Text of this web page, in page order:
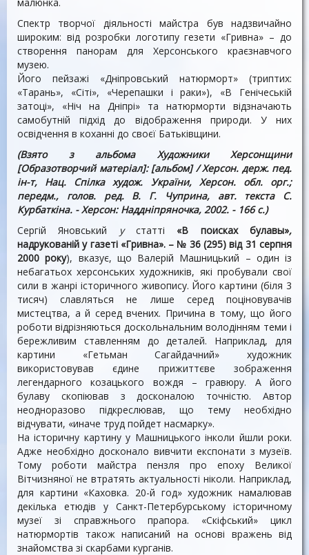
Спектр творчої діяльності майстра був надзвичайно
широким: від розробки логотипу гезети «Гривна» – до
створення панорам для Херсонського краєзнавчого
музею.
Його пейзажі «Дніпровський натюрморт» (триптих:
«Тарань», «Сіті», «Черепашки і раки»), «В Генічеській
затоці», «Ніч на Дніпрі» та натюрморти відзначають
самобутній підхід до відображення природи. У них
освідчення в коханні до своєї Батьківщини.
(Взято з альбома Художники Херсонщини
[Образотворчий матеріал]: [альбом] / Херсон. держ. пед.
ін-т, Нац. Спілка худож. України, Херсон. обл. орг.;
передм., голов. ред. В. Г. Чуприна, авт. текста С.
Курбаткіна. - Херсон: Наддніпряночка, 2002. - 166 с.)
Сергій Яновський устатті «В поисках булавы»,
надрукованій у газеті «Гривна». – № 36 (295) від 31 серпня
2000 року), вказує, що Валерій Машницький – один із
небагатьох херсонських художників, які пробували свої
сили в жанрі історичного живопису. Його картини (біля 3
тисяч) славляться не лише серед поціновувачів
мистецтва, а й серед вчених. Причина в тому, що його
роботи відрізняються доскольнальним володінням теми і
бережливим ставленням до деталей. Наприклад, для
картини «Гетьман Сагайдачний» художник
використовував єдине прижиттєве зображення
легендарного козацького вождя – гравюру. А його
булаву скопіював з досконалою точністю. Автор
неодноразово підкреслював, що тему необхідно
відчувати, «иначе труд пойдет насмарку».
На історичну картину у Машницького інколи йшли роки.
Адже необхідно досконало вивчити експонати з музеїв.
Тому роботи майстра пензля про епоху Великої
Вітчизняної не втратять актуальності ніколи. Наприклад,
для картини «Каховка. 20-й год» художник намалював
декілька етюдів у Санкт-Петербурському історичному
музеї зі справжнього прапора. «Скіфський» цикл
натюрмортів також написаний на основі вражень від
знайомства зі скарбами курганів.